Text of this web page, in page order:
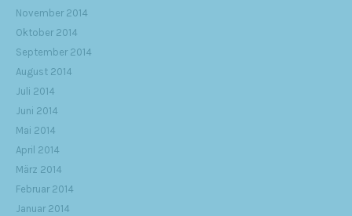
November 2014
Oktober 2014
September 2014
August 2014
Juli 2014
Juni 2014
Mai 2014
April 2014
März 2014
Februar 2014
Januar 2014